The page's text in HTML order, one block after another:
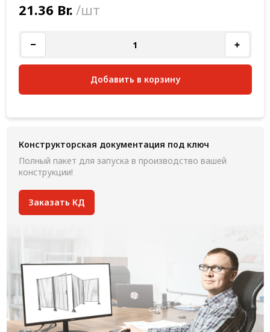
21.36 Br. /шт
Добавить в корзину
Конструкторская документация под ключ
Полный пакет для запуска в производство вашей
конструкции!
Заказать КД